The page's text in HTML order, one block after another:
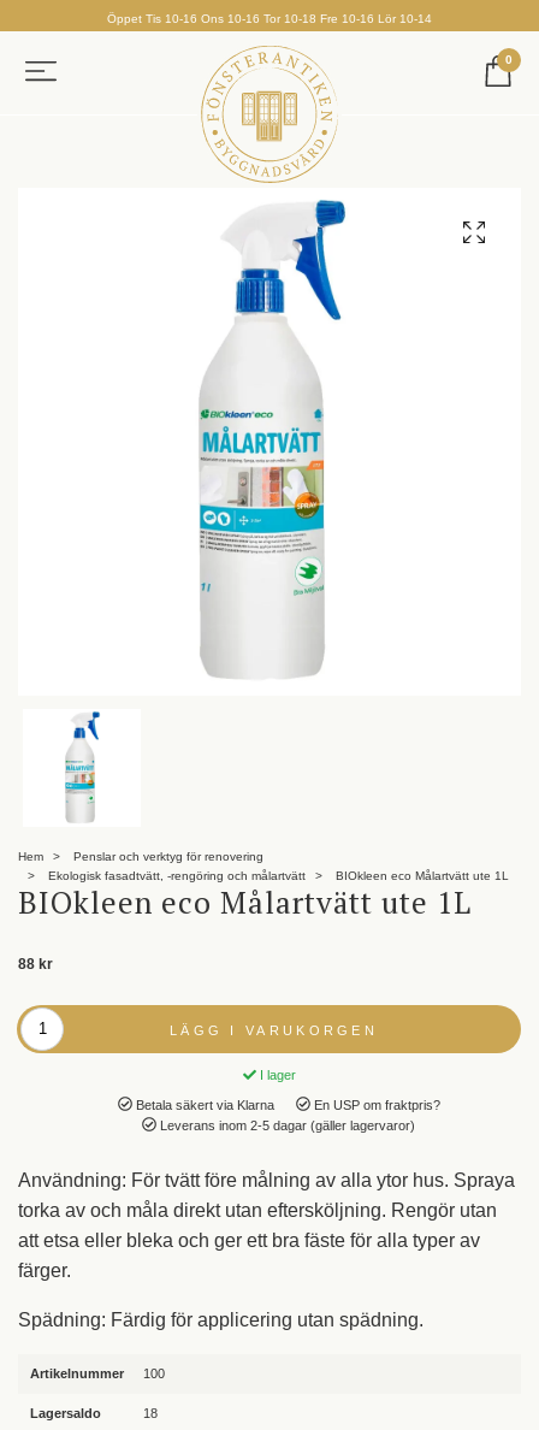
Öppet Tis 10-16 Ons 10-16 Tor 10-18 Fre 10-16 Lör 10-14
0
Hem
Penslar och verktyg för renovering
Ekologisk fasadtvätt, -rengöring och målartvätt
BIOkleen eco Målartvätt ute 1L
BIOkleen eco Målartvätt ute 1L
88 kr
LÄGG I VARUKORGEN
I lager
Betala säkert via Klarna
En USP om fraktpris?
Leverans inom 2-5 dagar (gäller lagervaror)
Användning: För tvätt före målning av alla ytor hus. Spraya
torka av och måla direkt utan eftersköljning. Rengör utan
att etsa eller bleka och ger ett bra fäste för alla typer av
färger.
Spädning: Färdig för applicering utan spädning.
Artikelnummer 100
Lagersaldo 18